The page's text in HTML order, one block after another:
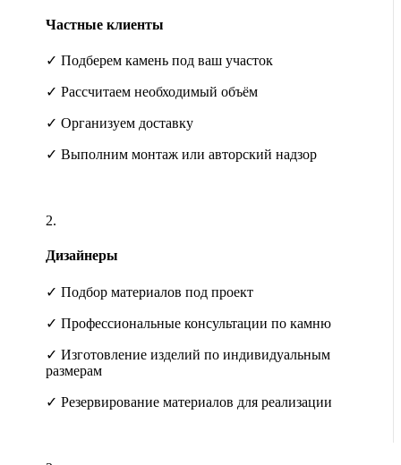
Частные клиенты
✓ Подберем камень под ваш участок
✓ Рассчитаем необходимый объём
✓ Организуем доставку
✓ Выполним монтаж или авторский надзор
2.
Дизайнеры
✓ Подбор материалов под проект
✓ Профессиональные консультации по камню
✓ Изготовление изделий по индивидуальным
размерам
✓ Резервирование материалов для реализации